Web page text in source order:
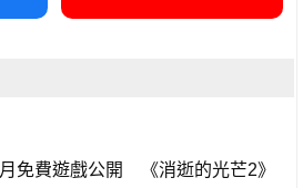
免費遊戲公開 《消逝的光芒2》